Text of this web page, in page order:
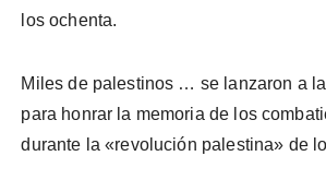
los ochenta.
Miles de palestinos … se lanzaron a
para honrar la memoria de los
durante la «revolución palestina» de